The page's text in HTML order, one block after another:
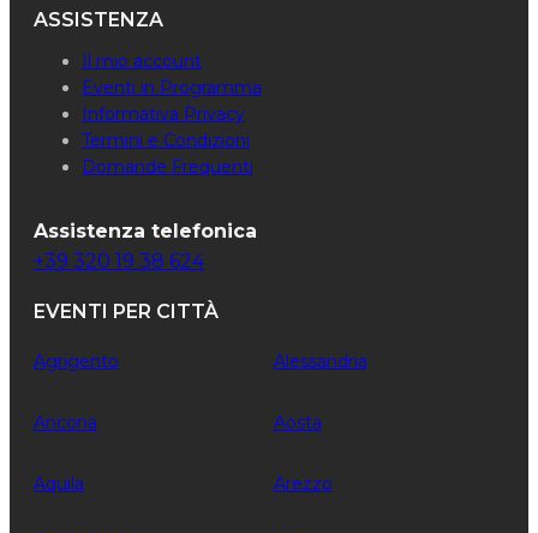
ASSISTENZA
Il mio account
Eventi in Programma
Informativa Privacy
Termini e Condizioni
Domande Frequenti
Assistenza telefonica
+39 320 19 38 624
EVENTI PER CITTÀ
Agrigento Alessandria
Ancona Aosta
Aquila Arezzo